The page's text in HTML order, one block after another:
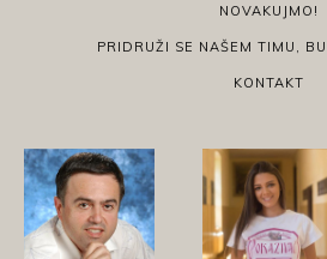
NOVAKUJMO!
PRIDRUŽI SE NAŠEM TIMU,
KONTAKT